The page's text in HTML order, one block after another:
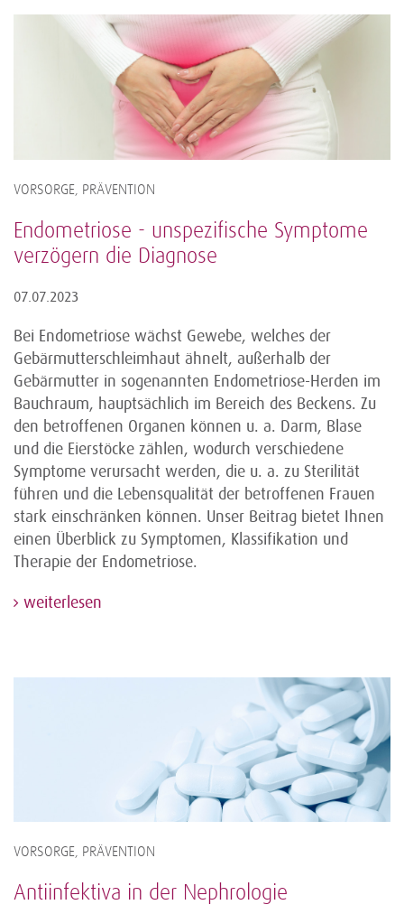
VORSORGE, PRÄVENTION
Endometriose - unspezifische Symptome
verzögern die Diagnose
07.07.2023
Bei Endometriose wächst Gewebe, welches der
Gebärmutterschleimhaut ähnelt, außerhalb der
Gebärmutter in sogenannten Endometriose-Herden im
Bauchraum, hauptsächlich im Bereich des Beckens. Zu
den betroffenen Organen können u. a. Darm, Blase
und die Eierstöcke zählen, wodurch verschiedene
Symptome verursacht werden, die u. a. zu Sterilität
führen und die Lebensqualität der betroffenen Frauen
stark einschränken können. Unser Beitrag bietet Ihnen
einen Überblick zu Symptomen, Klassifikation und
Therapie der Endometriose.
weiterlesen
VORSORGE, PRÄVENTION
Antiinfektiva in der Nephrologie